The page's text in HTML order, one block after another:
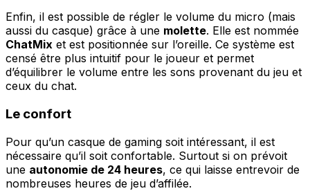
Enfin, il est possible de régler le volume du micro (mais
aussi du casque) grâce à une molette. Elle est nommée
ChatMix et est positionnée sur l’oreille. Ce système est
censé être plus intuitif pour le joueur et permet
d’équilibrer le volume entre les sons provenant du jeu et
ceux du chat.
Le confort
Pour qu’un casque de gaming soit intéressant, il est
nécessaire qu’il soit confortable. Surtout si on prévoit
une autonomie de 24 heures, ce qui laisse entrevoir de
nombreuses heures de jeu d’affilée.